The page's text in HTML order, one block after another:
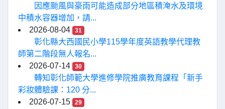
因應颱風與豪雨可能造成部分地區積淹水及環境
中積水容器增加，請...
2026-08-04
31
彰化縣大西國民小學115學年度英語教學代理教
師第二階段無人報名...
2026-07-14
30
轉知彰化師範大學進修學院推廣教育課程「新手
彩妝體驗課：120 分...
2026-07-15
29